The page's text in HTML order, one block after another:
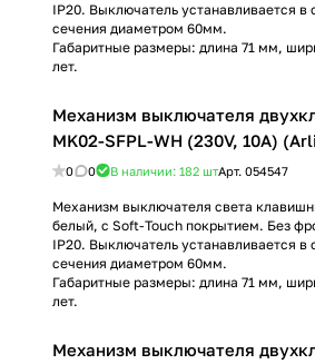
IP20. Выключатель устанавливается в
сечения диаметром 60мм.
Габаритные размеры: длина 71 мм,
лет.
Механизм выключателя
MK02-SFPL-WH (230V, 10A)
0 0 В наличии: 182 штАрт. 054547
Механизм выключателя света
белый, с Soft-Touch покрытием. Без
IP20. Выключатель устанавливается в
сечения диаметром 60мм.
Габаритные размеры: длина 71 мм,
лет.
Механизм выключателя